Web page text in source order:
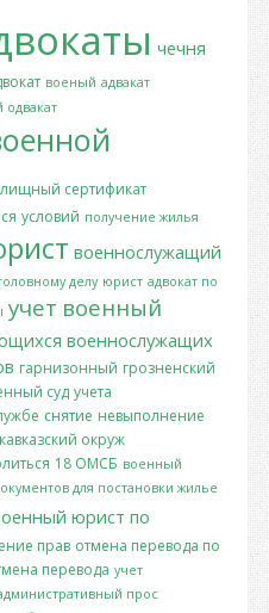
чечня
военый адвакат
одвакат
сертификат
условий получение жилья
военнослужащий
делу юрист адвокат по
учет военный
военнослужащих
гарнизонный грозненский
суд учета
снятие невыполнение
окруж
18 ОМСБ военный
для постановки жилье
юрист по
прав отмена перевода по
перевода учет
прос